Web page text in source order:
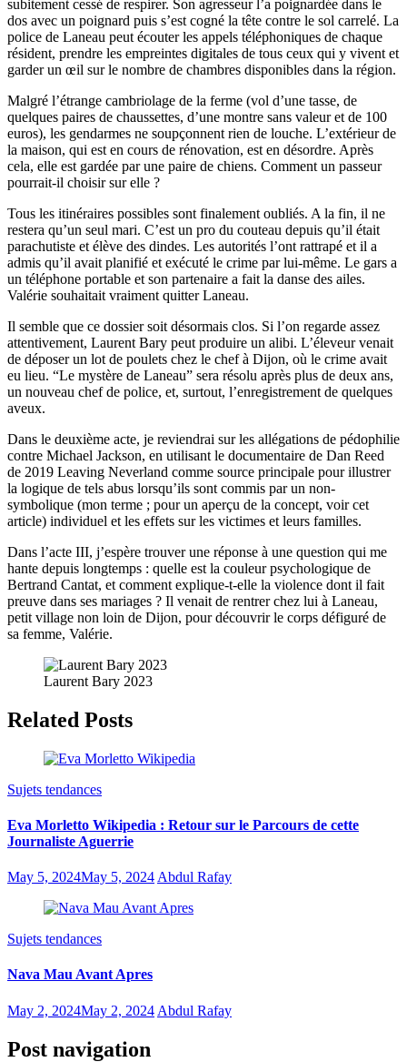
subitement cessé de respirer. Son agresseur l’a poignardée dans le
dos avec un poignard puis s’est cogné la tête contre le sol carrelé. La
police de Laneau peut écouter les appels téléphoniques de chaque
résident, prendre les empreintes digitales de tous ceux qui y vivent et
garder un œil sur le nombre de chambres disponibles dans la région.
Malgré l’étrange cambriolage de la ferme (vol d’une tasse, de
quelques paires de chaussettes, d’une montre sans valeur et de 100
euros), les gendarmes ne soupçonnent rien de louche. L’extérieur de
la maison, qui est en cours de rénovation, est en désordre. Après
cela, elle est gardée par une paire de chiens. Comment un passeur
pourrait-il choisir sur elle ?
Tous les itinéraires possibles sont finalement oubliés. A la fin, il ne
restera qu’un seul mari. C’est un pro du couteau depuis qu’il était
parachutiste et élève des dindes. Les autorités l’ont rattrapé et il a
admis qu’il avait planifié et exécuté le crime par lui-même. Le gars a
un téléphone portable et son partenaire a fait la danse des ailes.
Valérie souhaitait vraiment quitter Laneau.
Il semble que ce dossier soit désormais clos. Si l’on regarde assez
attentivement, Laurent Bary peut produire un alibi. L’éleveur venait
de déposer un lot de poulets chez le chef à Dijon, où le crime avait
eu lieu. “Le mystère de Laneau” sera résolu après plus de deux ans,
un nouveau chef de police, et, surtout, l’enregistrement de quelques
aveux.
Dans le deuxième acte, je reviendrai sur les allégations de pédophilie
contre Michael Jackson, en utilisant le documentaire de Dan Reed
de 2019 Leaving Neverland comme source principale pour illustrer
la logique de tels abus lorsqu’ils sont commis par un non-
symbolique (mon terme ; pour un aperçu de la concept, voir cet
article) individuel et les effets sur les victimes et leurs familles.
Dans l’acte III, j’espère trouver une réponse à une question qui me
hante depuis longtemps : quelle est la couleur psychologique de
Bertrand Cantat, et comment explique-t-elle la violence dont il fait
preuve dans ses mariages ? Il venait de rentrer chez lui à Laneau,
petit village non loin de Dijon, pour découvrir le corps défiguré de
sa femme, Valérie.
Laurent Bary 2023
Related Posts
Sujets tendances
Eva Morletto Wikipedia : Retour sur le Parcours de cette
Journaliste Aguerrie
May 5, 2024May 5, 2024 Abdul Rafay
Sujets tendances
Nava Mau Avant Apres
May 2, 2024May 2, 2024 Abdul Rafay
Post navigation